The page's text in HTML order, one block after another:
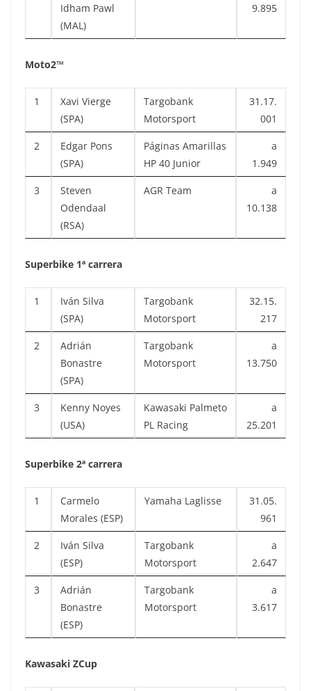
Idham Pawl
(MAL)
9.895
Moto2™
1
Xavi Vierge
(SPA)
Targobank
Motorsport
31.17.
001
2
Edgar Pons
(SPA)
Páginas Amarillas
HP 40 Junior
a
1.949
3
Steven
Odendaal
(RSA)
AGR Team
a
10.138
Superbike 1ª carrera
1
Iván Silva
(SPA)
Targobank
Motorsport
32.15.
217
2
Adrián
Bonastre
(SPA)
Targobank
Motorsport
a
13.750
3
Kenny Noyes
(USA)
Kawasaki Palmeto
PL Racing
a
25.201
Superbike 2ª carrera
1
Carmelo
Morales (ESP)
Yamaha Laglisse
31.05.
961
2
Iván Silva
(ESP)
Targobank
Motorsport
a
2.647
3
Adrián
Bonastre
(ESP)
Targobank
Motorsport
a
3.617
Kawasaki ZCup